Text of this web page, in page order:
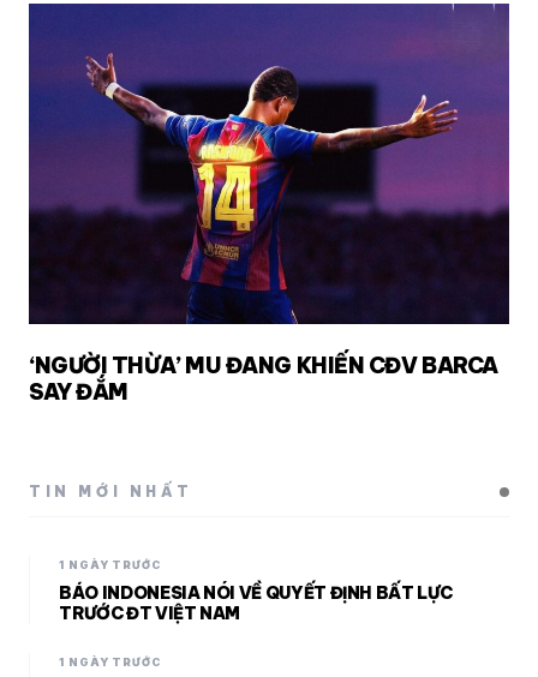
‘NGƯỜI THỪA’ MU ĐANG KHIẾN CĐV BARCA
SAY ĐẮM
TIN MỚI NHẤT
1 NGÀY TRƯỚC
BÁO INDONESIA NÓI VỀ QUYẾT ĐỊNH BẤT LỰC
TRƯỚC ĐT VIỆT NAM
1 NGÀY TRƯỚC